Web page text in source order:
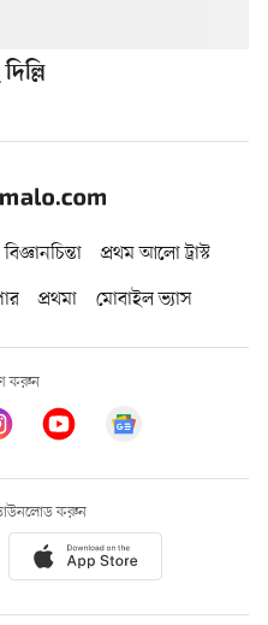
বিজ্ঞানচিন্তা
প্রথম আলো ট্রাস্ট
প্রথমা মোবাইল ভ্যাস
করুন
করুন